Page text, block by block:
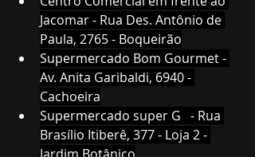
Jacomar - Rua Des. Antônio de
Paula, 2765 - Boqueirão
Supermercado Bom Gourmet -
Av. Anita Garibaldi, 6940 -
Cachoeira
Supermercado super G   - Rua
Brasílio Itiberê, 377 - Loja 2 -